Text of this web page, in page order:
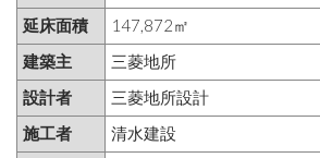
延床面積
147,872㎡
建築主
三菱地所
設計者
三菱地所設計
施工者
清水建設